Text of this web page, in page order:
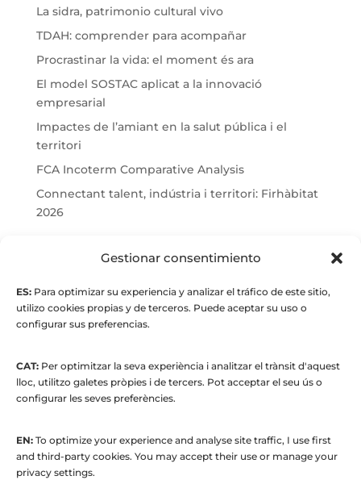
Gestionar consentimiento
ES: Para optimizar su experiencia y analizar el tráfico de este sitio,
utilizo cookies propias y de terceros. Puede aceptar su uso o
configurar sus preferencias.
CAT: Per optimitzar la seva experiència i analitzar el trànsit d'aquest
lloc, utilitzo galetes pròpies i de tercers. Pot acceptar el seu ús o
configurar les seves preferències.
EN: To optimize your experience and analyse site traffic, I use first
and third-party cookies. You may accept their use or manage your
privacy settings.
La sidra, patrimonio cultural vivo
TDAH: comprender para acompañar
Procrastinar la vida: el moment és ara
El model SOSTAC aplicat a la innovació
empresarial
Impactes de l’amiant en la salut pública i el
territori
FCA Incoterm Comparative Analysis
Connectant talent, indústria i territori: Firhàbitat
2026
© Maria Fernandez Alonso
Full index
© 2015 to present. María Fernández Alonso
Strategic Manager | Corporate